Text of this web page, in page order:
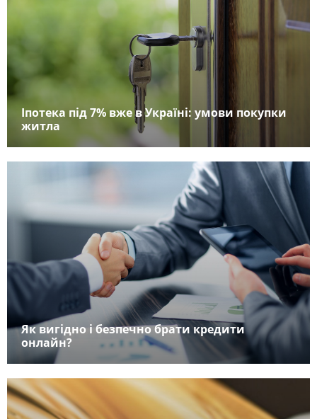
Іпотека під 7% вже в Україні: умови покупки
житла
Як вигідно і безпечно брати кредити
онлайн?